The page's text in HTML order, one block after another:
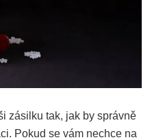
zásilku tak, jak by správně
Pokud se vám nechce na